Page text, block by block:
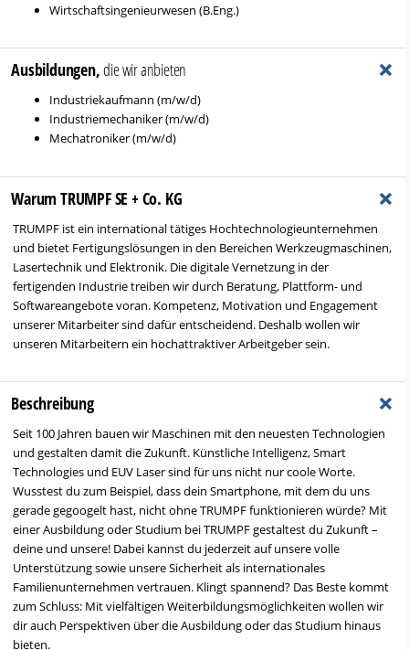
Wirtschaftsingenieurwesen (B.Eng.)
Ausbildungen,die wir anbieten +
Industriekaufmann (m/w/d)
Industriemechaniker (m/w/d)
Mechatroniker (m/w/d)
Warum TRUMPF SE + Co. KG +
TRUMPF ist ein international tätiges Hochtechnologieunternehmen
und bietet Fertigungslösungen in den Bereichen Werkzeugmaschinen,
Lasertechnik und Elektronik. Die digitale Vernetzung in der
fertigenden Industrie treiben wir durch Beratung, Plattform- und
Softwareangebote voran. Kompetenz, Motivation und Engagement
unserer Mitarbeiter sind dafür entscheidend. Deshalb wollen wir
unseren Mitarbeitern ein hochattraktiver Arbeitgeber sein.
Beschreibung +
Seit 100 Jahren bauen wir Maschinen mit den neuesten Technologien
und gestalten damit die Zukunft. Künstliche Intelligenz, Smart
Technologies und EUV Laser sind für uns nicht nur coole Worte.
Wusstest du zum Beispiel, dass dein Smartphone, mit dem du uns
gerade gegoogelt hast, nicht ohne TRUMPF funktionieren würde? Mit
einer Ausbildung oder Studium bei TRUMPF gestaltest du Zukunft –
deine und unsere! Dabei kannst du jederzeit auf unsere volle
Unterstützung sowie unsere Sicherheit als internationales
Familienunternehmen vertrauen. Klingt spannend? Das Beste kommt
zum Schluss: Mit vielfältigen Weiterbildungsmöglichkeiten wollen wir
dir auch Perspektiven über die Ausbildung oder das Studium hinaus
bieten.